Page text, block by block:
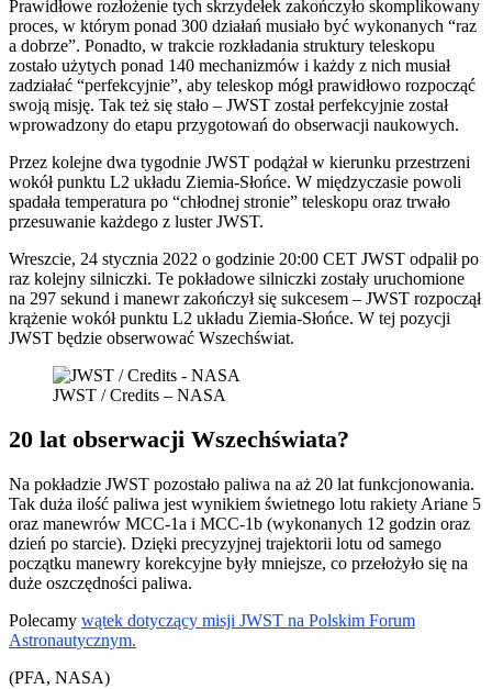
Prawidłowe rozłożenie tych skrzydełek zakończyło skomplikowany
proces, w którym ponad 300 działań musiało być wykonanych “raz
a dobrze”. Ponadto, w trakcie rozkładania struktury teleskopu
zostało użytych ponad 140 mechanizmów i każdy z nich musiał
zadziałać “perfekcyjnie”, aby teleskop mógł prawidłowo rozpocząć
swoją misję. Tak też się stało – JWST został perfekcyjnie został
wprowadzony do etapu przygotowań do obserwacji naukowych.
Przez kolejne dwa tygodnie JWST podążał w kierunku przestrzeni
wokół punktu L2 układu Ziemia-Słońce. W międzyczasie powoli
spadała temperatura po “chłodnej stronie” teleskopu oraz trwało
przesuwanie każdego z luster JWST.
Wreszcie, 24 stycznia 2022 o godzinie 20:00 CET JWST odpalił po
raz kolejny silniczki. Te pokładowe silniczki zostały uruchomione
na 297 sekund i manewr zakończył się sukcesem – JWST rozpoczął
krążenie wokół punktu L2 układu Ziemia-Słońce. W tej pozycji
JWST będzie obserwować Wszechświat.
JWST / Credits – NASA
20 lat obserwacji Wszechświata?
Na pokładzie JWST pozostało paliwa na aż 20 lat funkcjonowania.
Tak duża ilość paliwa jest wynikiem świetnego lotu rakiety Ariane 5
oraz manewrów MCC-1a i MCC-1b (wykonanych 12 godzin oraz
dzień po starcie). Dzięki precyzyjnej trajektorii lotu od samego
początku manewry korekcyjne były mniejsze, co przełożyło się na
duże oszczędności paliwa.
Polecamy wątek dotyczący misji JWST na Polskim Forum
Astronautycznym.
(PFA, NASA)